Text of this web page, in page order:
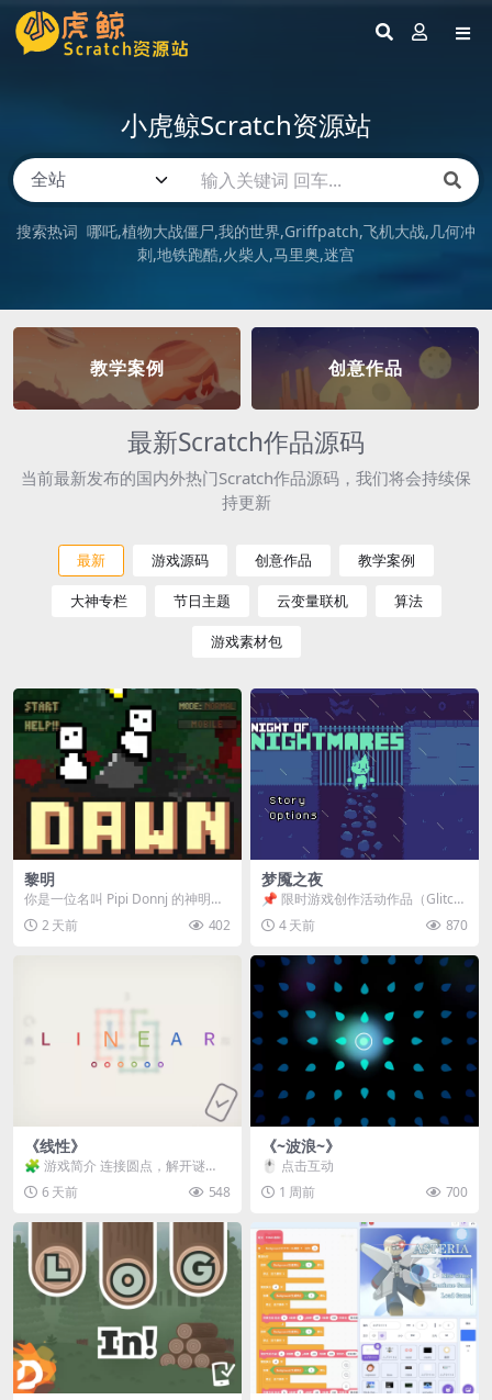
小虎鲸Scratch资源站
搜索热词 哪吒 植物大战僵尸 我的世界 Griffpatch 飞机大战 几何冲
刺 地铁跑酷 火柴人 马里奥 迷宫
教学案例 创意作品
最新Scratch作品源码
当前最新发布的国内外热门Scratch作品源码，我们将会持续保
持更新
最新 游戏源码 创意作品 教学案例
大神专栏 节日主题 云变量联机 算法
游戏素材包
黎明
你是一位名叫 Pipi Donnj 的神明。
你的任务是保护一群白色小人。 点
击...2 天前 402
梦魇之夜
📌 限时游戏创作活动作品（Glitch
Game Jam） 📖 故事背景 怪物四...
4 天前 870
《线性》
🧩 游戏简介 连接圆点，解开谜
题。 ⚠️ 重要提示 所有关卡均可通
关，请确保使用...
6 天前 548
《~波浪~》
🖱️ 点击互动
1 周前
700